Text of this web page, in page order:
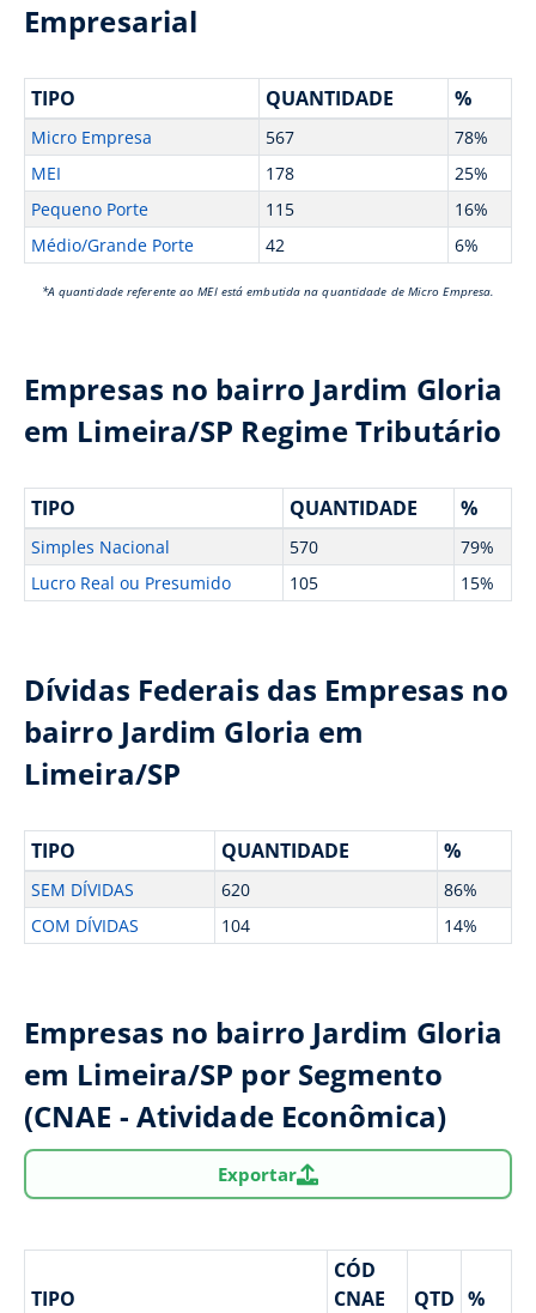
Empresarial
TIPO QUANTIDADE %
Micro Empresa 567
78%
MEI
178
25%
Pequeno Porte
115
16%
Médio/Grande Porte
42 6%
*A quantidade referente ao MEI está embutida na quantidade de Micro Empresa.
Empresas no bairro Jardim Gloria
em Limeira/SP Regime Tributário
TIPO QUANTIDADE %
Simples Nacional 570
79%
Lucro Real ou Presumido
105 15%
Dívidas Federais das Empresas no
bairro Jardim Gloria em
Limeira/SP
TIPO QUANTIDADE %
SEM DÍVIDAS 620
86%
COM DÍVIDAS
104 14%
Empresas no bairro Jardim Gloria
em Limeira/SP por Segmento
(CNAE - Atividade Econômica)
Exportar
TIPO
CÓD
CNAE
QTD %